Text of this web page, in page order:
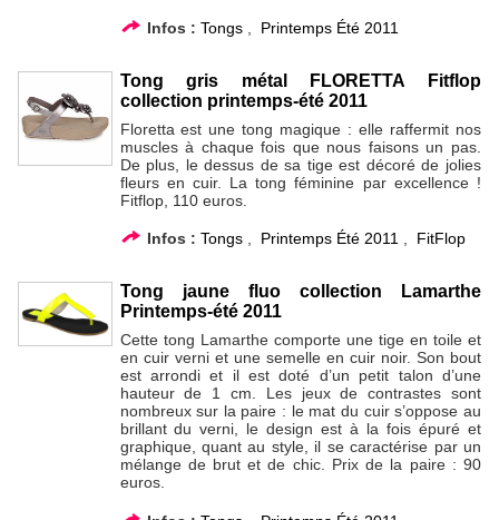
Infos : Tongs, Printemps Été 2011
Tong gris métal FLORETTA Fitflop
collection printemps-été 2011
Floretta est une tong magique : elle raffermit nos
muscles à chaque fois que nous faisons un pas.
De plus, le dessus de sa tige est décoré de jolies
fleurs en cuir. La tong féminine par excellence !
Fitflop, 110 euros.
Infos : Tongs, Printemps Été 2011, FitFlop
Tong jaune fluo collection Lamarthe
Printemps-été 2011
Cette tong Lamarthe comporte une tige en toile et
en cuir verni et une semelle en cuir noir. Son bout
est arrondi et il est doté d’un petit talon d’une
hauteur de 1 cm. Les jeux de contrastes sont
nombreux sur la paire : le mat du cuir s’oppose au
brillant du verni, le design est à la fois épuré et
graphique, quant au style, il se caractérise par un
mélange de brut et de chic. Prix de la paire : 90
euros.